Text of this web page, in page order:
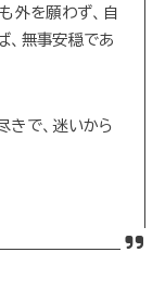
外を願わず、自
、無事安穏であ
きで、迷いから